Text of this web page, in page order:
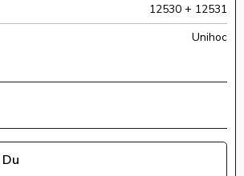
12530 + 12531
Unihoc
Du